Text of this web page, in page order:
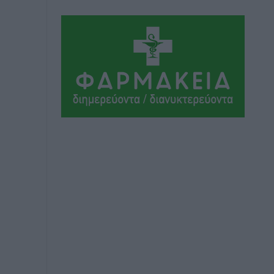
Συνελήφθη 37χρονη στη Ρόδο γιατί
είχε αφήσει τα τρία ανήλικα παιδιά της
χωρίς επιτήρηση
Τοπικές Ειδήσεις πριν 16 ώρες
Σταυρός Καλυθιών: Απέκτησε την